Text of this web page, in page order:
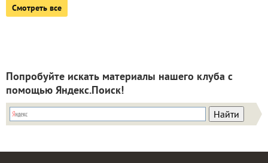
Смотреть все
Попробуйте искать материалы нашего клуба с
помощью Яндекс.Поиск!